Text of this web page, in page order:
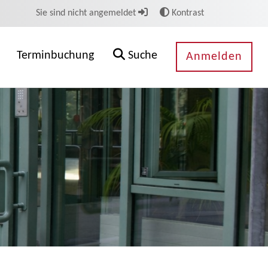
Sie sind nicht angemeldet Kontrast
Terminbuchung Suche Anmelden